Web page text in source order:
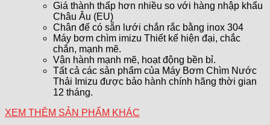
Giá thành thấp hơn nhiều so với hàng nhập khẩu
Châu Âu (EU)
Chân đế có sẵn lưới chắn rắc bằng inox 304
Máy bơm chìm imizu Thiết kế hiện đại, chắc
chắn, mạnh mẽ.
Vận hành mạnh mẽ, hoạt động bền bỉ.
Tất cả các sản phẩm của Máy Bơm Chìm Nước
Thải Imizu được bảo hành chính hãng thời gian
12 tháng.
XEM THÊM SẢN PHẨM KHÁC